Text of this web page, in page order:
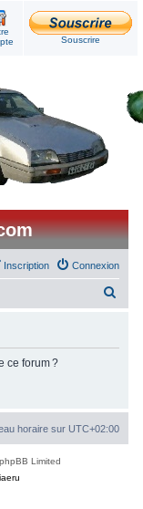
Souscrire
Connexion
Inscription
c
h
ce forum ?
horaire sur UTC+02:00
Limited